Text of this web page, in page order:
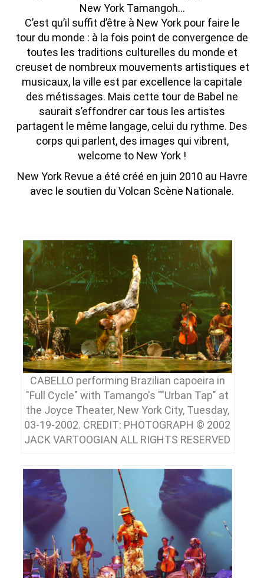
New York Tamangoh…
C’est qu’il suffit d’être à New York pour faire le
tour du monde : à la fois point de convergence de
toutes les traditions culturelles du monde et
creuset de nombreux mouvements artistiques et
musicaux, la ville est par excellence la capitale
des métissages. Mais cette tour de Babel ne
saurait s’effondrer car tous les artistes
partagent le même langage, celui du rythme. Des
corps qui parlent, des images qui vibrent,
welcome to New York !
New York Revue a été créé en juin 2010 au Havre
avec le soutien du Volcan Scène Nationale.
CABELLO performing Brazilian capoeira in
"Full Cycle" with Tamango's ""Urban Tap" at
the Joyce Theater, New York City, Tuesday,
03-19-2002. CREDIT: PHOTOGRAPH © 2002
JACK VARTOOGIAN ALL RIGHTS RESERVED